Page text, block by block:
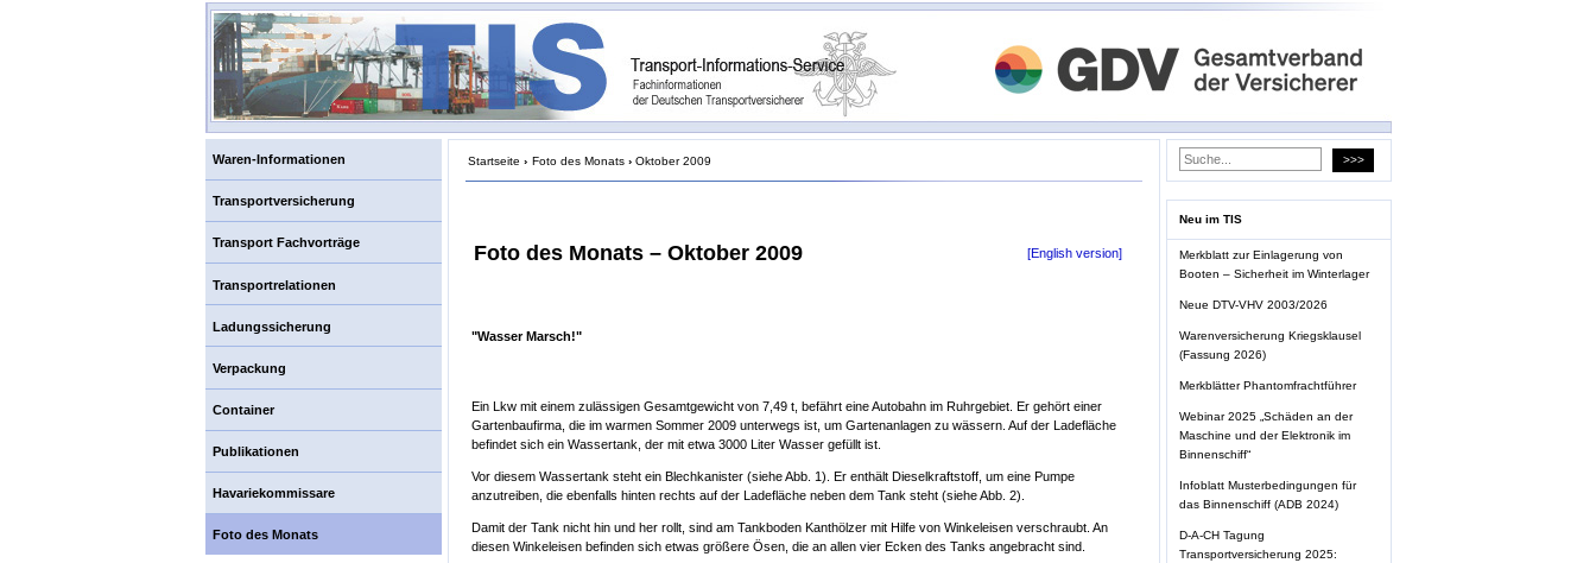
Waren-Informationen
Transportversicherung
Transport Fachvorträge
Transportrelationen
Ladungssicherung
Verpackung
Container
Publikationen
Havariekommissare
Foto des Monats
Startseite › Foto des Monats › Oktober 2009
Foto des Monats – Oktober 2009 [English version]
"Wasser Marsch!"
Ein Lkw mit einem zulässigen Gesamtgewicht von 7,49 t, befährt eine Autobahn im Ruhrgebiet. Er gehört einer
Gartenbaufirma, die im warmen Sommer 2009 unterwegs ist, um Gartenanlagen zu wässern. Auf der Ladefläche
befindet sich ein Wassertank, der mit etwa 3000 Liter Wasser gefüllt ist.
Vor diesem Wassertank steht ein Blechkanister (siehe Abb. 1). Er enthält Dieselkraftstoff, um eine Pumpe
anzutreiben, die ebenfalls hinten rechts auf der Ladefläche neben dem Tank steht (siehe Abb. 2).
Damit der Tank nicht hin und her rollt, sind am Tankboden Kanthölzer mit Hilfe von Winkeleisen verschraubt. An
diesen Winkeleisen befinden sich etwas größere Ösen, die an allen vier Ecken des Tanks angebracht sind.
Neu im TIS
Merkblatt zur Einlagerung von
Booten – Sicherheit im Winterlager
Neue DTV-VHV 2003/2026
Warenversicherung Kriegsklausel
(Fassung 2026)
Merkblätter Phantomfrachtführer
Webinar 2025 „Schäden an der
Maschine und der Elektronik im
Binnenschiff“
Infoblatt Musterbedingungen für
das Binnenschiff (ADB 2024)
D-A-CH Tagung
Transportversicherung 2025: